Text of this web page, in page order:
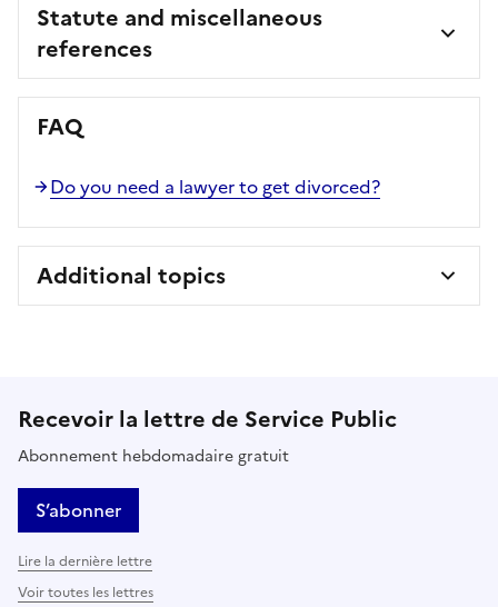
Statute and miscellaneous
references
FAQ
Do you need a lawyer to get divorced?
Additional topics
Recevoir la lettre de Service Public
Abonnement hebdomadaire gratuit
S’abonner
Lire la dernière lettre
Voir toutes les lettres